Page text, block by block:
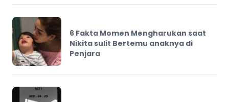
6 Fakta Momen Mengharukan saat
Nikita sulit Bertemu anaknya di
Penjara